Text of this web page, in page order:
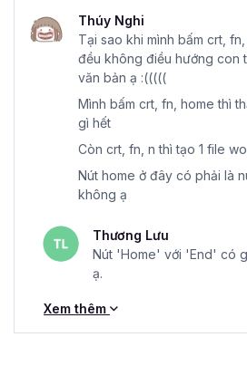
Thúy Nghi
Tại sao khi mình bấm crt,
đều không điều hướng con
văn bản ạ :(((((
Mình bấm crt, fn, home thì
gì hết
Còn crt, fn, n thì tạo 1 file
Nút home ở đây có phải là
không ạ
Thương Lưu
Nút 'Home' với 'End' có
ạ.
Xem thêm